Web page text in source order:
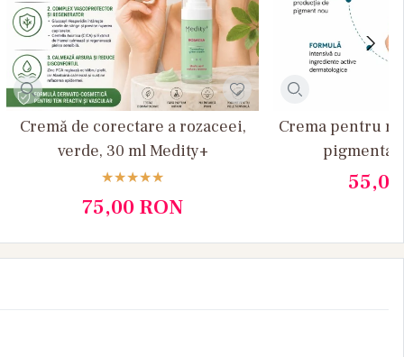
Cremă de corectare a rozaceei,
verde, 30 ml Medity+
75,00 RON
Crema pentru